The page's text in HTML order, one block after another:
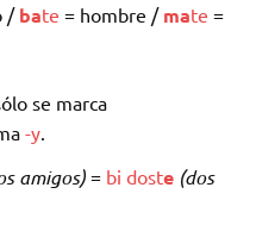
/ bate = hombre / mate =
se marca
-y
amigos)= bi doste (dos